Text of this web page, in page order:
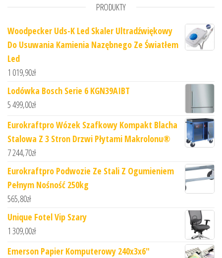
PRODUKTY
Woodpecker Uds-K Led Skaler Ultradźwiękowy
Do Usuwania Kamienia Nazębnego Ze Światłem
Led
1 019,90zł
Lodówka Bosch Serie 6 KGN39AIBT
5 499,00zł
Eurokraftpro Wózek Szafkowy Kompakt Blacha
Stalowa Z 3 Stron Drzwi Płytami Makrolonu®
7 244,70zł
Eurokraftpro Podwozie Ze Stali Z Ogumieniem
Pełnym Nośność 250kg
565,80zł
Unique Fotel Vip Szary
1 309,00zł
Emerson Papier Komputerowy 240x3x6"